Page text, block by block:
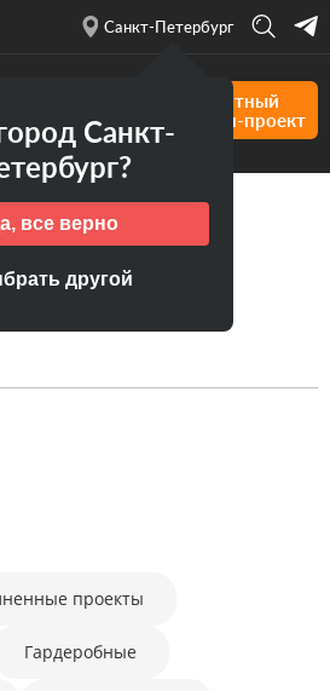
Санкт-Петербург
Санкт-
все верно
другой
Бесплатный
дизайн-проект
Кухни на заказ
проекты
Гардеробные